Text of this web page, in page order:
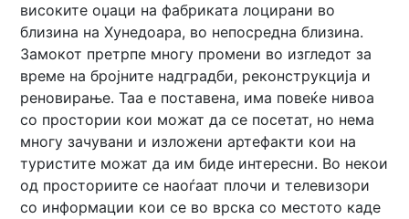
високите оџаци на фабриката лоцирани во
близина на Хунедоара, во непосредна близина.
Замокот претрпе многу промени во изгледот за
време на бројните надградби, реконструкција и
реновирање. Таа е поставена, има повеќе нивоа
со простории кои можат да се посетат, но нема
многу зачувани и изложени артефакти кои на
туристите можат да им биде интересни. Во некои
од просториите се наоѓаат плочи и телевизори
со информации кои се во врска со местото каде